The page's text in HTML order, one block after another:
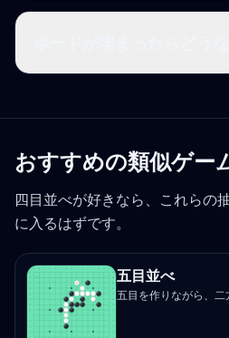
おすすめの類似ゲー
四目並べが好きなら、これらの
に入るはずです。
五目並べ
五目を作りながら、二